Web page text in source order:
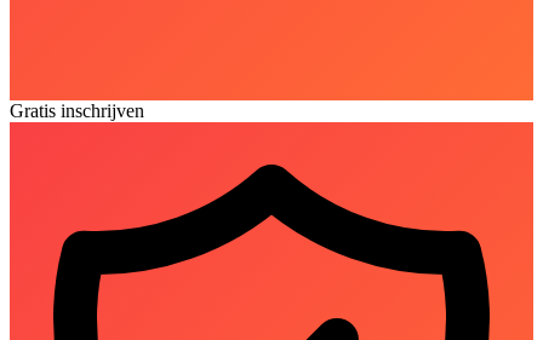
Gratis inschrijven